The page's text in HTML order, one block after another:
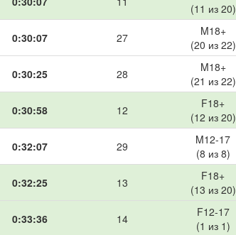
(11 из 20)
0:30:07 27
M18+
(20 из 22)
0:30:25 28
M18+
(21 из 22)
0:30:58 12
F18+
(12 из 20)
0:32:07 29
M12-17
(8 из 8)
0:32:25 13
F18+
(13 из 20)
0:33:36 14
F12-17
(1 из 1)